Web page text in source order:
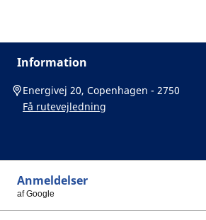
Information
Energivej 20, Copenhagen - 2750
Få rutevejledning
Anmeldelser
af Google